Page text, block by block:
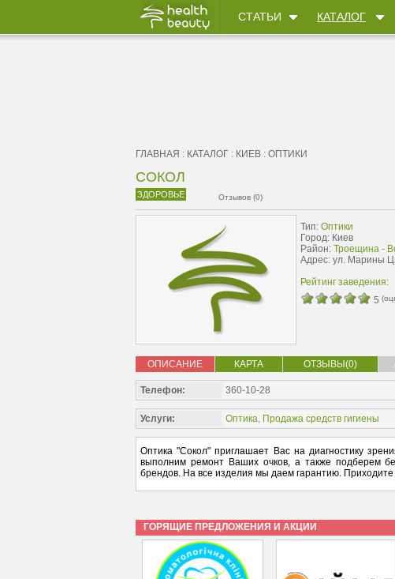
СТАТЬИ КАТАЛОГ
ГЛАВНАЯ : КАТАЛОГ : КИЕВ : ОПТИКИ
СОКОЛ
ЗДОРОВЬЕ Отзывов (0)
Тип: Оптики
Город: Киев
Район: Троещина -
Адрес: ул. Марины
Рейтинг заведения:
5
ОПИСАНИЕ КАРТА ОТЗЫВЫ(0)
Телефон: 360-10-28
Услуги: Оптика, Продажа средств гигиены
Оптика "Сокол" приглашает Вас на диагностику
выполним ремонт Ваших очков, а также подберем
брендов. На все изделия мы даем гарантию.
ГОРЯЩИЕ ПРЕДЛОЖЕНИЯ И АКЦИИ